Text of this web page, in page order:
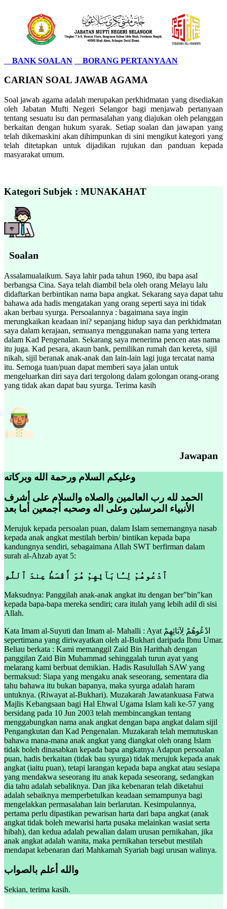
BANK SOALAN BORANG PERTANYAAN
CARIAN SOAL JAWAB AGAMA
Soal jawab agama adalah merupakan perkhidmatan yang disediakan
oleh Jabatan Mufti Negeri Selangor bagi menjawab pertanyaan
tentang sesuatu isu dan permasalahan yang diajukan oleh pelanggan
berkaitan dengan hukum syarak. Setiap soalan dan jawapan yang
telah dikemaskini akan dihimpunkan di sini mengikut kategori yang
telah ditetapkan untuk dijadikan rujukan dan panduan kepada
masyarakat umum.
Kategori Subjek : MUNAKAHAT
Soalan
Assalamualaikum. Saya lahir pada tahun 1960, ibu bapa asal
berbangsa Cina. Saya telah diambil bela oleh orang Melayu lalu
didaftarkan berbintikan nama bapa angkat. Sekarang saya dapat tahu
bahawa ada hadis mengatakan yang orang seperti saya ini tidak
akan berbau syurga. Persoalannya : bagaimana saya ingin
merungkaikan keadaan ini? sepanjang hidup saya dan perkhidmatan
saya dalam kerajaan, semuanya menggunakan nama yang tertera
dalam Kad Pengenalan. Sekarang saya menerima pencen atas nama
itu juga. Kad pesara, akaun bank, pemilikan rumah dan kereta, sijil
nikah, sijil beranak anak-anak dan lain-lain lagi juga tercatat nama
itu. Semoga tuan/puan dapat memberi saya jalan untuk
mengeluarkan diri saya dari tergolong dalam golongan orang-orang
yang tidak akan dapat bau syurga. Terima kasih
Jawapan
الحمد لله رب العالمين والصلاه والسلام على أشرف
الأنبياء المرسلين وعلى اله وصحبه أجمعين أما بعد
Merujuk kepada persoalan puan, dalam Islam sememangnya nasab
kepada anak angkat mestilah berbin/ bintikan kepada bapa
kandungnya sendiri, sebagaimana Allah SWT berfirman dalam
surah al-Ahzab ayat 5:
ٱدْعُوهُمْ لِـَٔابَآئِهِمْ هُوَ أَقْسَطُ عِندَ ٱللَّهِ
Maksudnya: Panggilah anak-anak angkat itu dengan ber"bin"kan
kepada bapa-bapa mereka sendiri; cara itulah yang lebih adil di sisi
Allah.
Kata Imam al-Suyuti dan Imam al- Mahalli : Ayat ادْعُوهُمْ لِآبَائِهِمْ
sepertimana yang diriwayatkan oleh al-Bukhari daripada Ibnu Umar.
Beliau berkata : Kami memanggil Zaid Bin Harithah dengan
panggilan Zaid Bin Muhammad sehinggalah turun ayat yang
melarang kami berbuat demikian. Hadis Rasulullah SAW yang
bermaksud: Siapa yang mengaku anak seseorang, sementara dia
tahu bahawa itu bukan bapanya, maka syurga adalah haram
untuknya. (Riwayat al-Bukhari). Muzakarah Jawatankuasa Fatwa
Majlis Kebangsaan bagi Hal Ehwal Ugama Islam kali ke-57 yang
bersidang pada 10 Jun 2003 telah membincangkan tentang
menggabungkan nama anak angkat dengan bapa angkat dalam sijil
Pengangkutan dan Kad Pengenalan. Muzakarah telah memutuskan
bahawa mana-mana anak angkat yang diangkat oleh orang Islam
tidak boleh dinasabkan kepada bapa angkatnya Adapun persoalan
puan, hadis berkaitan (tidak bau syurga) tidak merujuk kepada anak
angkat (iaitu puan), tetapi larangan kepada bapa angkat atau sesiapa
yang mendakwa seseorang itu anak kepada seseorang, sedangkan
dia tahu adalah sebaliknya. Dan jika kebenaran telah diketahui
adalah sebaiknya memperbetulkan keadaan semampunya bagi
mengelakkan permasalahan lain berlarutan. Kesimpulannya,
pertama perlu dipastikan pewarisan harta dari bapa angkat (anak
angkat tidak boleh mewarisi harta pusaka melainkan wasiat serta
hibah), dan kedua adalah pewalian dalam urusan pernikahan, jika
anak angkat adalah wanita, maka pernikahan tersebut mestilah
mendapat kebenaran dari Mahkamah Syariah bagi urusan walinya.
والله أعلم بالصواب
Sekian, terima kasih.